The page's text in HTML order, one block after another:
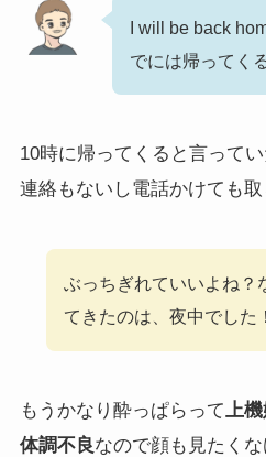
I will be back
でには帰ってく
10時に帰ってくると言って
連絡もないし電話かけても取
ぶっちぎれていいよね？
てきたのは、夜中でした！
もうかなり酔っぱらって 上
体調不良なので顔も見たく